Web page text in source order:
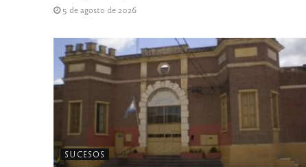
5 de agosto de 2026
SUCESOS